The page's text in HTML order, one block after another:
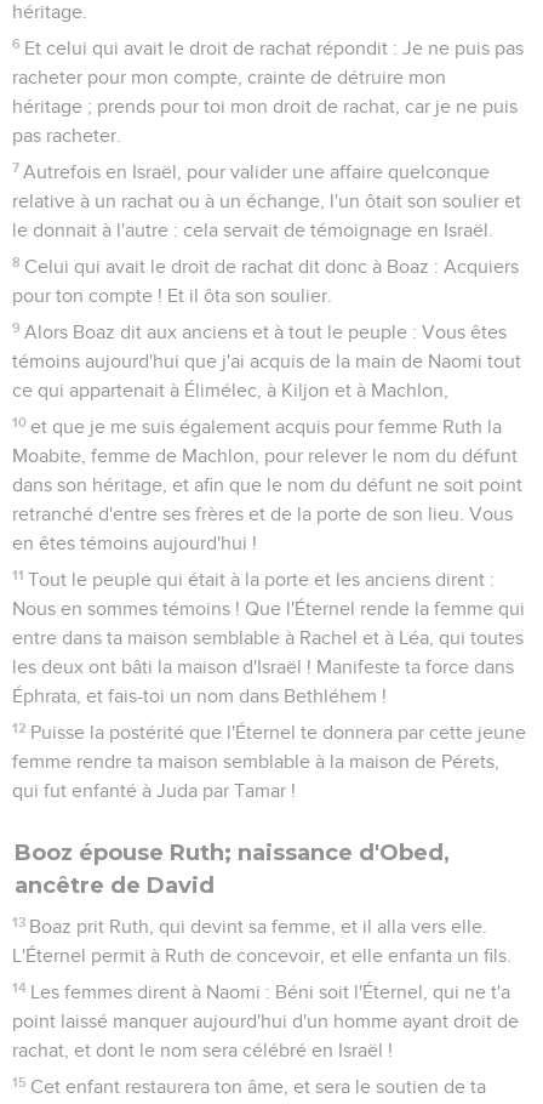
héritage.
6 Et celui qui avait le droit de rachat répondit : Je ne puis pas
racheter pour mon compte, crainte de détruire mon
héritage ; prends pour toi mon droit de rachat, car je ne puis
pas racheter.
7 Autrefois en Israël, pour valider une affaire quelconque
relative à un rachat ou à un échange, l'un ôtait son soulier et
le donnait à l'autre : cela servait de témoignage en Israël.
8 Celui qui avait le droit de rachat dit donc à Boaz : Acquiers
pour ton compte ! Et il ôta son soulier.
9 Alors Boaz dit aux anciens et à tout le peuple : Vous êtes
témoins aujourd'hui que j'ai acquis de la main de Naomi tout
ce qui appartenait à Élimélec, à Kiljon et à Machlon,
10 et que je me suis également acquis pour femme Ruth la
Moabite, femme de Machlon, pour relever le nom du défunt
dans son héritage, et afin que le nom du défunt ne soit point
retranché d'entre ses frères et de la porte de son lieu. Vous
en êtes témoins aujourd'hui !
11 Tout le peuple qui était à la porte et les anciens dirent :
Nous en sommes témoins ! Que l'Éternel rende la femme qui
entre dans ta maison semblable à Rachel et à Léa, qui toutes
les deux ont bâti la maison d'Israël ! Manifeste ta force dans
Éphrata, et fais-toi un nom dans Bethléhem !
12 Puisse la postérité que l'Éternel te donnera par cette jeune
femme rendre ta maison semblable à la maison de Pérets,
qui fut enfanté à Juda par Tamar !
Booz épouse Ruth; naissance d'Obed,
ancêtre de David
13 Boaz prit Ruth, qui devint sa femme, et il alla vers elle.
L'Éternel permit à Ruth de concevoir, et elle enfanta un fils.
14 Les femmes dirent à Naomi : Béni soit l'Éternel, qui ne t'a
point laissé manquer aujourd'hui d'un homme ayant droit de
rachat, et dont le nom sera célébré en Israël !
15 Cet enfant restaurera ton âme, et sera le soutien de ta